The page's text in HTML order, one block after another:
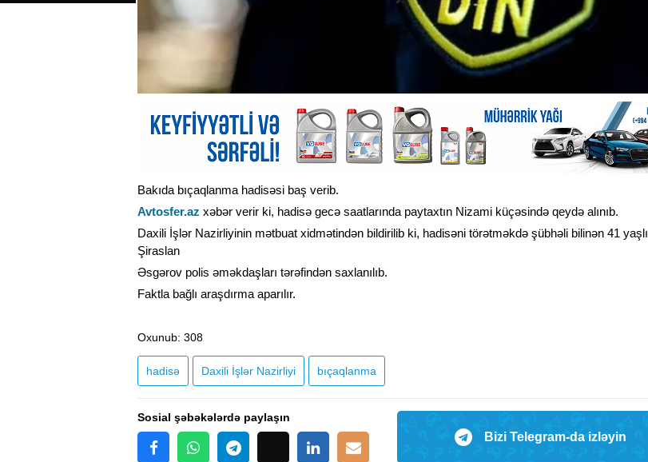
Bakıda bıçaqlanma hadisəsi baş verib.
Avtosfer.az xəbər verir ki, hadisə gecə saatlarında paytaxtın Nizami küçəsində qeydə alınıb.
Daxili İşlər Nazirliyinin mətbuat xidmətindən bildirilib ki, hadisəni törətməkdə şübhəli bilinən 41 yaşlı
Şiraslan
Əsgərov polis əməkdaşları tərəfindən saxlanılıb.
Faktla bağlı araşdırma aparılır.
Oxunub: 308
hadisə Daxili İşlər Nazirliyi bıçaqlanma
Sosial şəbəkələrdə paylaşın
Bizi Telegram-da izləyin